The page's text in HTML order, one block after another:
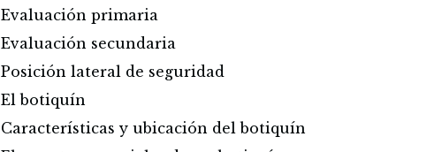
Evaluación primaria
Evaluación secundaria
Posición lateral de seguridad
El botiquín
Características y ubicación del botiquín